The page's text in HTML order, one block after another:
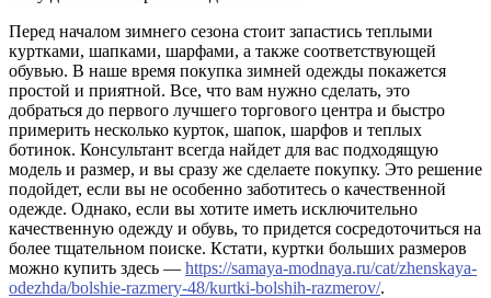
Перед началом зимнего сезона стоит запастись теплыми
куртками, шапками, шарфами, а также соответствующей
обувью. В наше время покупка зимней одежды покажется
простой и приятной. Все, что вам нужно сделать, это
добраться до первого лучшего торгового центра и быстро
примерить несколько курток, шапок, шарфов и теплых
ботинок. Консультант всегда найдет для вас подходящую
модель и размер, и вы сразу же сделаете покупку. Это решение
подойдет, если вы не особенно заботитесь о качественной
одежде. Однако, если вы хотите иметь исключительно
качественную одежду и обувь, то придется сосредоточиться на
более тщательном поиске. Кстати, куртки больших размеров
можно купить здесь — https://samaya-modnaya.ru/cat/zhenskaya-
odezhda/bolshie-razmery-48/kurtki-bolshih-razmerov/.